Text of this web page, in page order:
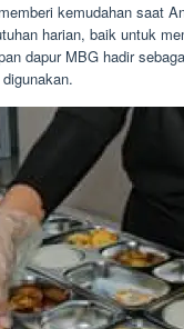
kemudahan saat
harian, baik untuk
dapur MBG hadir